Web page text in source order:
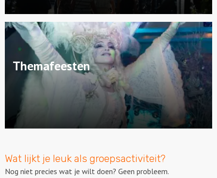
Themafeesten
Wat lijkt je leuk als groepsactiviteit?
Nog niet precies wat je wilt doen? Geen probleem.